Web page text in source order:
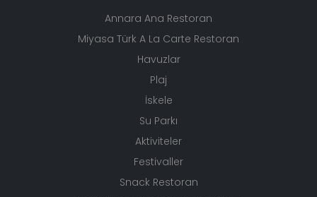
Annara Ana Restoran
Miyasa Türk A La Carte Restoran
Havuzlar
Plaj
İskele
Su Parkı
Aktiviteler
Festivaller
Snack Restoran